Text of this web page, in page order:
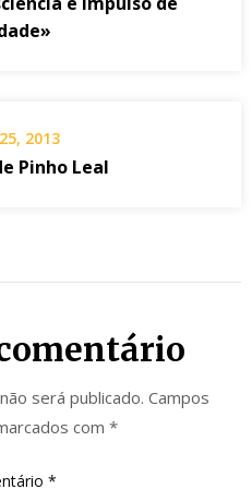
2013
Pinho Leal
será publicado. Campos
com *
*